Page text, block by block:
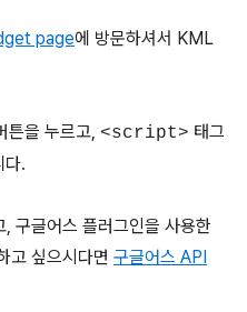
page에 방문하셔서 KML
을 누르고, <script> 태그
다.
구글어스 플러그인을 사용한
고 싶으시다면 구글어스 API